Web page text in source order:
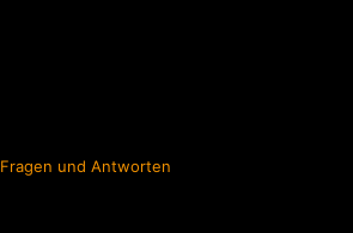
Fragen und Antworten